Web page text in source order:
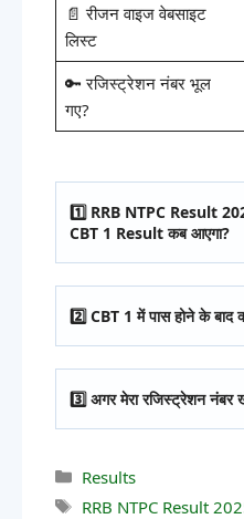
📄 रीजन वाइज वेबसाइट
लिस्ट
🔑 रजिस्ट्रेशन नंबर भूल
गए?
1️⃣ RRB NTPC Result
CBT 1 Result कब आएगा?
2️⃣ CBT 1 में पास होने के बाद
3️⃣ अगर मेरा रजिस्ट्रेशन नंबर
Results
RRB NTPC Result